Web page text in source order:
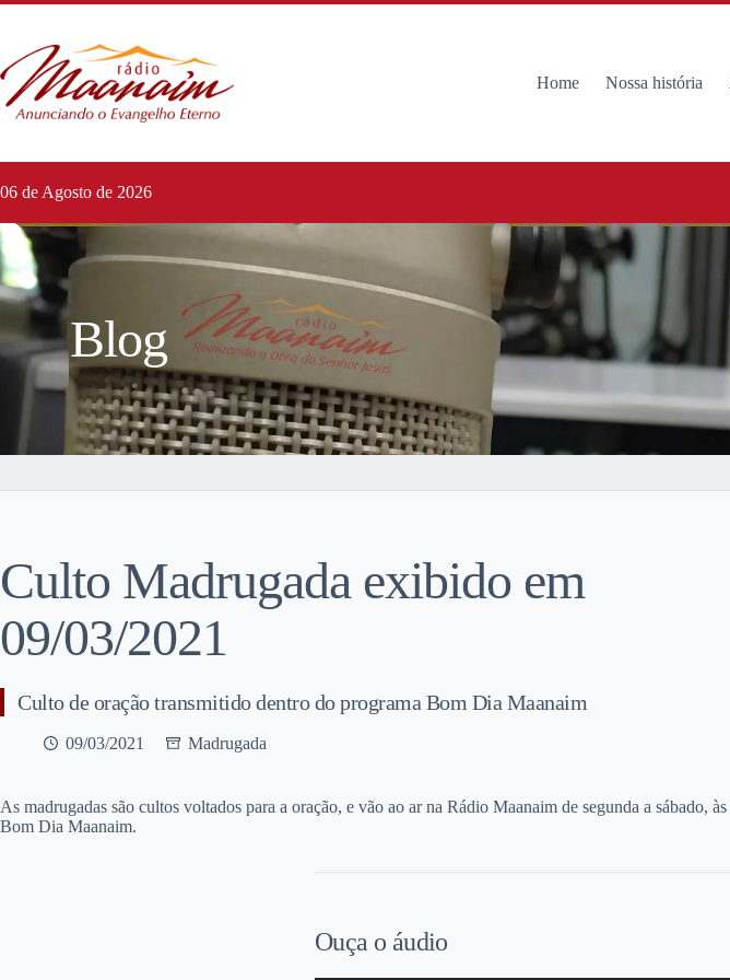
Home Nossa história
06 de Agosto de 2026
Blog
Culto Madrugada exibido em
09/03/2021
Culto de oração transmitido dentro do programa Bom Dia Maanaim
09/03/2021 Madrugada
As madrugadas são cultos voltados para a oração, e vão ao ar na Rádio Maanaim de segunda a
Bom Dia Maanaim.
Ouça o áudio